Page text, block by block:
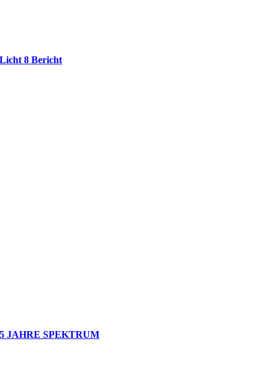
Licht 8 Bericht
5 JAHRE SPEKTRUM